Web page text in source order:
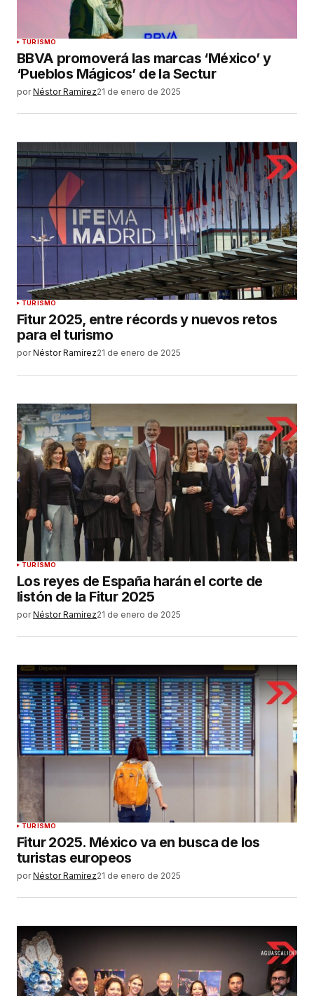
TURISMO
BBVA promoverá las marcas ‘México’ y
‘Pueblos Mágicos’ de la Sectur
por Néstor Ramírez21 de enero de 2025
TURISMO
Fitur 2025, entre récords y nuevos retos
para el turismo
por Néstor Ramírez21 de enero de 2025
TURISMO
Los reyes de España harán el corte de
listón de la Fitur 2025
por Néstor Ramírez21 de enero de 2025
TURISMO
Fitur 2025. México va en busca de los
turistas europeos
por Néstor Ramírez21 de enero de 2025